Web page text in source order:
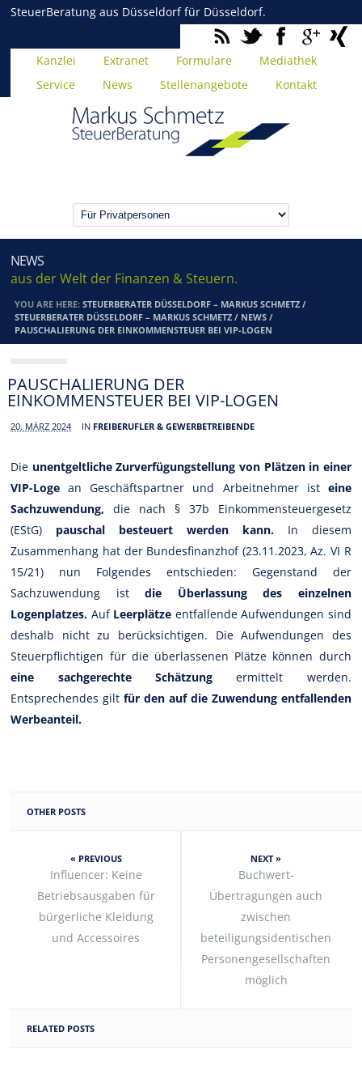
SteuerBeratung aus Düsseldorf für Düsseldorf.
Kanzlei Extranet Formulare
Mediathek
Service
News Stellenangebote Kontakt
NEWS
aus der Welt der Finanzen & Steuern.
YOU ARE HERE:STEUERBERATER DÜSSELDORF – MARKUS SCHMETZ /
STEUERBERATER DÜSSELDORF – MARKUS SCHMETZ / NEWS /
PAUSCHALIERUNG DER EINKOMMENSTEUER BEI VIP-LOGEN
PAUSCHALIERUNG DER
EINKOMMENSTEUER BEI VIP-LOGEN
20. MÄRZ 2024 IN FREIBERUFLER & GEWERBETREIBENDE
Die unentgeltliche Zurverfügungstellung von Plätzen in einer
VIP-Loge an Geschäftspartner und Arbeitnehmer ist eine
Sachzuwendung, die nach § 37b Einkommensteuergesetz
(EStG) pauschal besteuert werden kann.In diesem
Zusammenhang hat der Bundesfinanzhof (23.11.2023, Az. VI R
15/21) nun Folgendes entschieden: Gegenstand der
Sachzuwendung istdie Überlassung des einzelnen
Logenplatzes. Auf Leerplätze entfallende Aufwendungen sind
deshalb nicht zu berücksichtigen. Die Aufwendungen des
Steuerpflichtigen für die überlassenen Plätze können durch
eine sachgerechte Schätzung ermittelt werden.
Entsprechendes giltfür den auf die Zuwendung entfallenden
Werbeanteil.
OTHER POSTS
« PREVIOUS
Influencer: Keine
Betriebsausgaben für
bürgerliche Kleidung
und Accessoires
NEXT »
Buchwert-
Übertragungen auch
zwischen
beteiligungsidentischen
Personengesellschaften
möglich
RELATED POSTS